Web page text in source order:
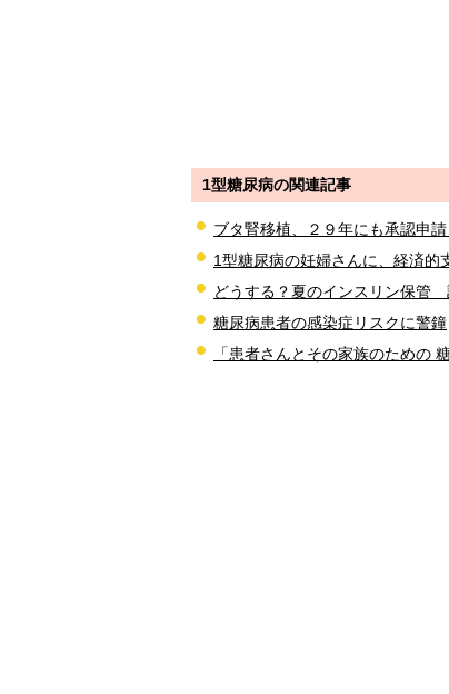
1型糖尿病の関連記事
ブタ腎移植、２９年にも承認申
1型糖尿病の妊婦さんに、経済
どうする？夏のインスリン保管
糖尿病患者の感染症リスクに警鐘
「患者さんとその家族のため